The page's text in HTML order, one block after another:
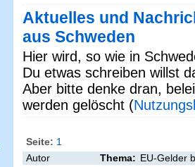
Aktuelles und
aus Schweden
Hier wird, so wie in
Du etwas schreiben willst
Aber bitte denke dran,
werden gelöscht (
Seite: 1
Autor
Thema: EU-Gelder